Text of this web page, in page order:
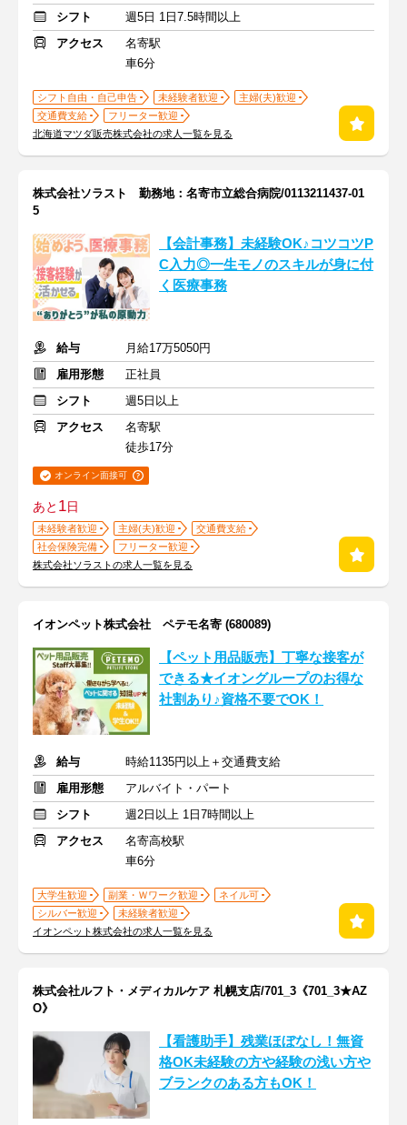
シフト
週5日 1日7.5時間以上
アクセス
名寄駅
車6分
シフト自由・自己申告 未経験者歓迎
主婦(夫)歓迎
交通費支給
フリーター歓迎
北海道マツダ販売株式会社の求人一覧を見る
株式会社ソラスト 勤務地：名寄市立総合病院/0113211437-01
5
【会計事務】未経験OK♪コツコツP
C入力◎一生モノのスキルが身に付
く医療事務
給与
月給17万5050円
雇用形態
正社員
シフト
週5日以上
アクセス
名寄駅
徒歩17分
オンライン面接可
あと 1日
未経験者歓迎 主婦(夫)歓迎
交通費支給
社会保険完備
フリーター歓迎
株式会社ソラストの求人一覧を見る
イオンペット株式会社 ペテモ名寄 (680089)
【ペット用品販売】丁寧な接客が
できる★イオングループのお得な
社割あり♪資格不要でOK！
給与
時給1135円以上＋交通費支給
雇用形態
アルバイト・パート
シフト
週2日以上 1日7時間以上
アクセス
名寄高校駅
車6分
大学生歓迎 副業・Ｗワーク歓迎
ネイル可
シルバー歓迎
未経験者歓迎
イオンペット株式会社の求人一覧を見る
株式会社ルフト・メディカルケア 札幌支店/701_3《701_3★AZ
O》
【看護助手】残業ほぼなし！無資
格OK未経験の方や経験の浅い方や
ブランクのある方もOK！